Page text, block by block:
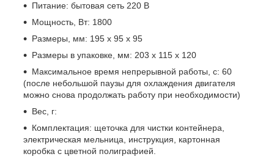
Питание: бытовая сеть 220 В
Мощность, Вт: 1800
Размеры, мм: 195 х 95 х 95
Размеры в упаковке, мм: 203 х 115 х 120
Максимальное время непрерывной работы, с: 60
(после небольшой паузы для охлаждения двигателя
можно снова продолжать работу при необходимости)
Вес, г:
Комплектация: щеточка для чистки контейнера,
электрическая мельница, инструкция, картонная
коробка с цветной полиграфией.